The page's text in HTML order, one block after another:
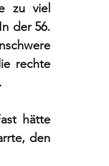
zu viel
der 56.
rechte
hätte
den